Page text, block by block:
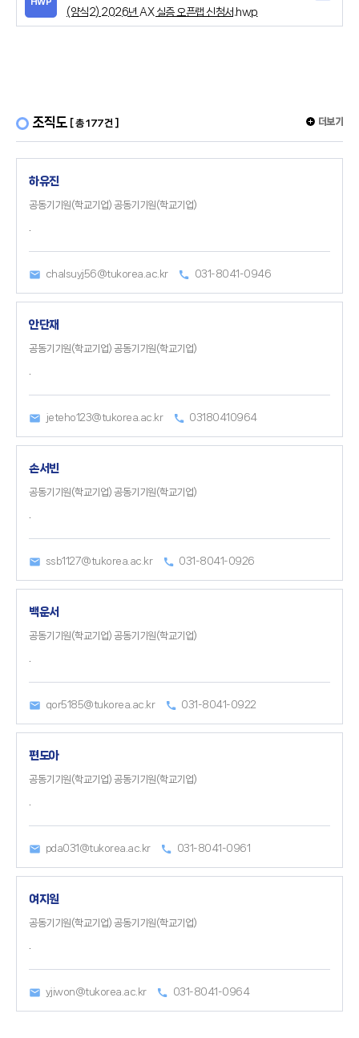
(양식2) 2026년 AX 실증 오픈랩 신청서.hwp
조직도 [ 총 177건 ] 더보기
하유진
공동기기원(학교기업) 공동기기원(학교기업)
chalsuyj56@tukorea.ac.kr 031-8041-0946
안단재
공동기기원(학교기업) 공동기기원(학교기업)
jeteho123@tukorea.ac.kr 03180410964
손서빈
공동기기원(학교기업) 공동기기원(학교기업)
ssb1127@tukorea.ac.kr 031-8041-0926
백운서
공동기기원(학교기업) 공동기기원(학교기업)
qor5185@tukorea.ac.kr 031-8041-0922
편도아
공동기기원(학교기업) 공동기기원(학교기업)
pda031@tukorea.ac.kr 031-8041-0961
여지원
공동기기원(학교기업) 공동기기원(학교기업)
yjiwon@tukorea.ac.kr 031-8041-0964